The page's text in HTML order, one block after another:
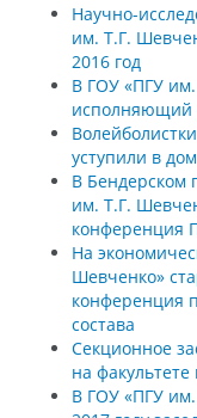
Научно-
им. Т.Г.
2016 год
В ГОУ «ПГУ
исполняющий
уступили в
В Бендерском
им. Т.Г.
конференция
На
Шевченко»
конференция
состава
Секционное
на факультете
В ГОУ «ПГУ